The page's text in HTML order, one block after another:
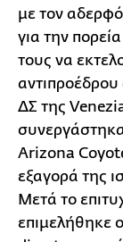
με τον
για την
τους να
αντιπροέδρου
ΔΣ της
Arizona
εξαγορά της
Μετά το
επιμελήθηκε